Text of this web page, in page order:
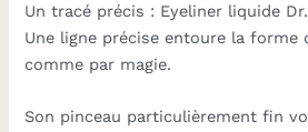
Un tracé précis : Eyeliner liquide
Une ligne précise entoure la forme
comme par magie.
Son pinceau particulièrement fin